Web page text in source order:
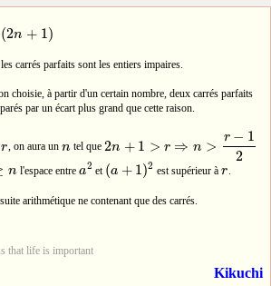
(2n + 1)
carrés parfaits sont les entiers impaires.
choisie, à partir d'un certain nombre, deux carrés parfaits
par un écart plus grand que cette raison.
r
r , on aura un n
n tel que2n + 1 > r ⇒ n >
r − 1
2
2n+ 1>r ⇒ n>r −1 2
n l'espace entrea2
a2 et (a + 1)2
(a+ 1)2 est supérieur àr
r .
arithmétique ne contenant que des carrés.
that life is important
Kikuchi